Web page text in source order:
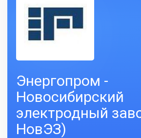
Энергопром -
Новосибирский
электродный
НовЭЗ)